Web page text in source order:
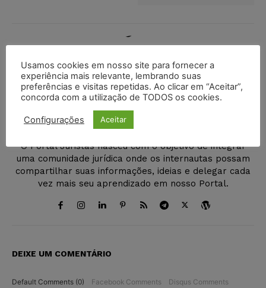
Juristas
http://juristas.com.br
O Portal Juristas nasceu com o objetivo de integrar
uma comunidade jurídica onde os internautas possam
compartilhar suas informações, ideias e delegar cada
vez mais seu aprendizado em nosso Portal.
DEIXE UM COMENTÁRIO
Default Comments (0) Facebook Comments Disqus Comments
Usamos cookies em nosso site para fornecer a
experiência mais relevante, lembrando suas
preferências e visitas repetidas. Ao clicar em “Aceitar”,
concorda com a utilização de TODOS os cookies.
Configurações Aceitar